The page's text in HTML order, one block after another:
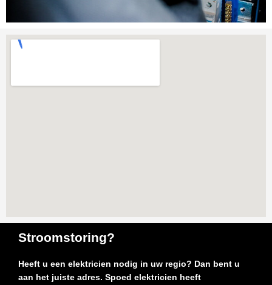
Stroomstoring?
Heeft u een elektricien nodig in uw regio? Dan bent u
aan het juiste adres. Spoed elektricien heeft